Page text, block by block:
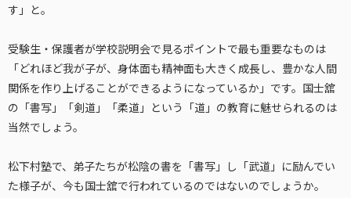
す」と。
受験生・保護者が学校説明会で見るポイントで最も重要なものは
「どれほど我が子が、身体面も精神面も大きく成長し、豊かな人間
関係を作り上げることができるようになっているか」です。国士舘
の「書写」「剣道」「柔道」という「道」の教育に魅せられるのは
当然でしょう。
松下村塾で、弟子たちが松陰の書を「書写」し「武道」に励んでい
た様子が、今も国士舘で行われているのではないのでしょうか。